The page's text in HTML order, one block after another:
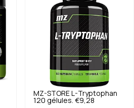
MZ-STORE
L-Tryptophan
120 gélules. €9,28